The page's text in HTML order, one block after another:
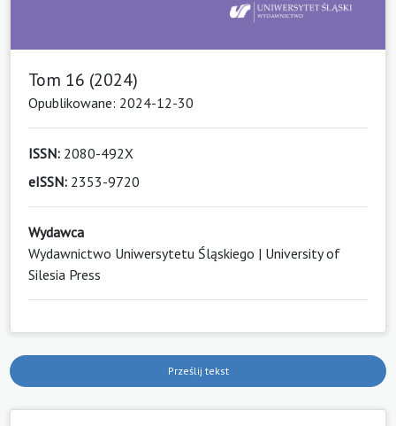
Tom 16 (2024)
Opublikowane: 2024-12-30
ISSN: 2080-492X
eISSN: 2353-9720
Wydawca
Wydawnictwo Uniwersytetu Śląskiego | University of
Silesia Press
Prześlij tekst